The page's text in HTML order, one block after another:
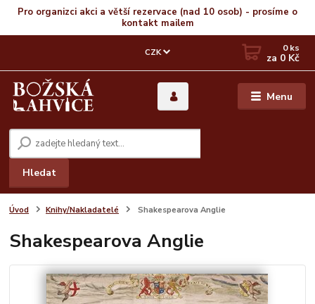
Pro organizci akci a větší rezervace (nad 10 osob) - prosíme o
kontakt mailem
Menu
CZK
Hledat
0ks
za 0 Kč
Úvod Knihy/Nakladatelé Shakespearova Anglie
Shakespearova Anglie